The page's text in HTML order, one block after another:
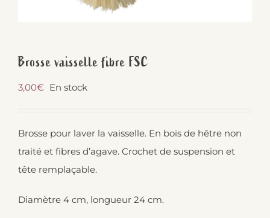
Brosse vaisselle fibre FSC
3,00€ En stock
Brosse pour laver la vaisselle. En bois de hêtre non
traité et fibres d’agave. Crochet de suspension et
tête remplaçable.
Diamètre 4 cm, longueur 24 cm.